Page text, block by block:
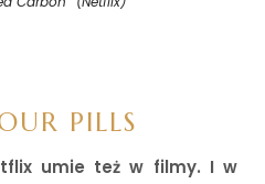
PILLS
umie też w filmy. I w